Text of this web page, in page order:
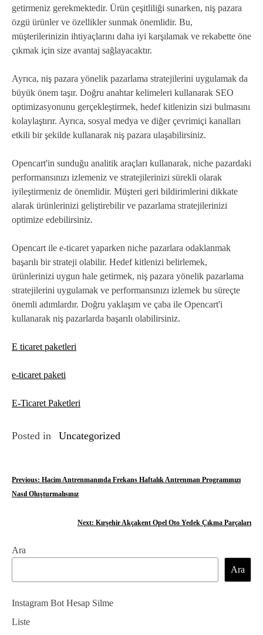
getirmeniz gerekmektedir. Ürün çeşitliliği sunarken, niş pazara
özgü ürünler ve özellikler sunmak önemlidir. Bu,
müşterilerinizin ihtiyaçlarını daha iyi karşılamak ve rekabette öne
çıkmak için size avantaj sağlayacaktır.
Ayrıca, niş pazara yönelik pazarlama stratejilerini uygulamak da
büyük önem taşır. Doğru anahtar kelimeleri kullanarak SEO
optimizasyonunu gerçekleştirmek, hedef kitlenizin sizi bulmasını
kolaylaştırır. Ayrıca, sosyal medya ve diğer çevrimiçi kanalları
etkili bir şekilde kullanarak niş pazara ulaşabilirsiniz.
Opencart'in sunduğu analitik araçları kullanarak, niche pazardaki
performansınızı izlemeniz ve stratejilerinizi sürekli olarak
iyileştirmeniz de önemlidir. Müşteri geri bildirimlerini dikkate
alarak ürünlerinizi geliştirebilir ve pazarlama stratejilerinizi
optimize edebilirsiniz.
Opencart ile e-ticaret yaparken niche pazarlara odaklanmak
başarılı bir strateji olabilir. Hedef kitlenizi belirlemek,
ürünlerinizi uygun hale getirmek, niş pazara yönelik pazarlama
stratejilerini uygulamak ve performansınızı izlemek bu süreçte
önemli adımlardır. Doğru yaklaşım ve çaba ile Opencart'i
kullanarak niş pazarlarda başarılı olabilirsiniz.
E ticaret paketleri
e-ticaret paketi
E-Ticaret Paketleri
Posted in Uncategorized
Y
ı
z
Previous: Hacim Antrenmanında Frekans Haftalık Antrenman Programınızı
Nasıl Oluşturmalısınız
Next: Kırşehir Akçakent Opel Oto Yedek Çıkma Parçaları
Ara
Ara
Instagram Bot Hesap Silme
Liste